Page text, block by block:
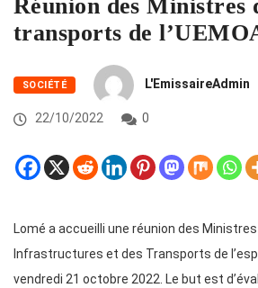
Réunion des Ministres
transports de
SOCIÉTÉ L'EmissaireAdmin
22/10/2022 0
Lomé a accueilli une réunion des
Infrastructures et des Transports de
vendredi 21 octobre 2022. Le but est